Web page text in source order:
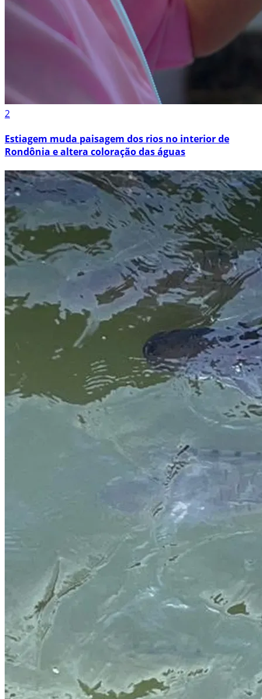
2
Estiagem muda paisagem dos rios no interior de
Rondônia e altera coloração das águas